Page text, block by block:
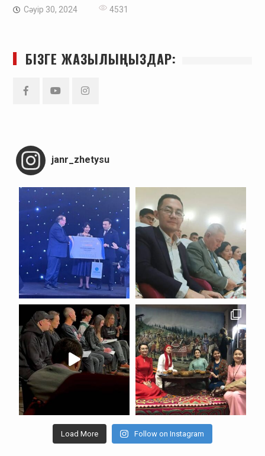
Сәуір 30, 2024 4531
БІЗГЕ ЖАЗЫЛЫҢЫЗДАР:
janr_zhetysu
Load More Follow on Instagram